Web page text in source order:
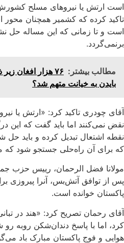
است ارتش یا نیروهای مسلح
تاکید کرده که کشمیر همچنان محور
است و تا زمانی‌ که این مساله حل
برنمی‌گردد.
مطالب بیشتر:
۷۶ هزار افغان
بایدن به خیانت متهم شد؟
آقای چودری تاکید کرد: «ارتش یا
نقض نمی‌کنند اما باید گفت که این
نقطه اشتعال تبدیل کرده و باید حل
که برای آن راه‌حلی جستجو شود
مولانا فضل الرحمان، رییس حزب
پس از توافق آتش‌بس، آنرا پیروزی
پاکستان خوانده است.
آقای رحمان تصریح کرد: «هند در
کرد، اما با پاسخ دندان‌شکن روبه
هوایی و فوج پاکستان مبارک باد